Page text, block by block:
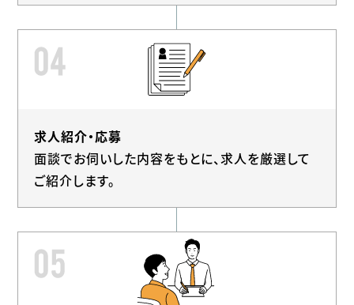
求人紹介・応募
面談でお伺いした内容をもとに、求人を厳選して
ご紹介します。